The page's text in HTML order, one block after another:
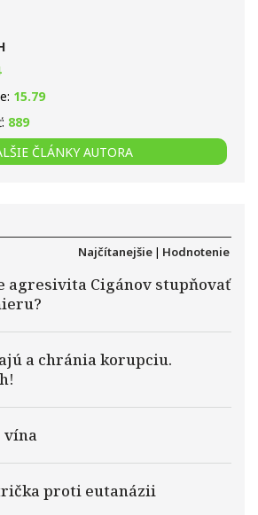
15.79
889
ČLÁNKY AUTORA
Najčítanejšie | Hodnotenie
agresivita Cigánov stupňovať
a chránia korupciu.
vína
proti eutanázii